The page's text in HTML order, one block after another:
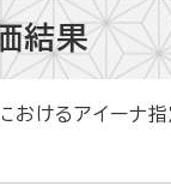
結果
おけるアイーナ